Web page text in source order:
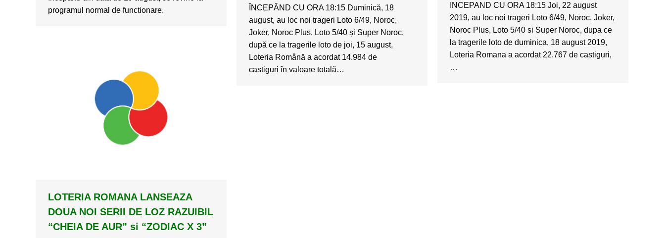
INCEPAND CU ORA 18:15 Joi, 22 august
2019, au loc noi trageri Loto 6/49, Noroc, Joker,
Noroc Plus, Loto 5/40 si Super Noroc, dupa ce
la tragerile loto de duminica, 18 august 2019,
Loteria Romana a acordat 22.767 de castiguri,
…
ÎNCEPÂND CU ORA 18:15 Duminică, 18
august, au loc noi trageri Loto 6/49, Noroc,
Joker, Noroc Plus, Loto 5/40 și Super Noroc,
după ce la tragerile loto de joi, 15 august,
Loteria Română a acordat 14.984 de
castiguri în valoare totală…
programul normal de functionare.
LOTERIA ROMANA LANSEAZA
DOUA NOI SERII DE LOZ RAZUIBIL
“CHEIA DE AUR” si “ZODIAC X 3”